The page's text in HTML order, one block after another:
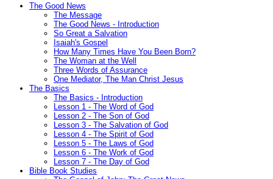
The Good News
The Message
The Good News - Introduction
So Great a Salvation
Isaiah's Gospel
How Many Times Have You Been Born?
The Woman at the Well
Three Words of Assurance
One Mediator, The Man Christ Jesus
The Basics
The Basics - Introduction
Lesson 1 - The Word of God
Lesson 2 - The Son of God
Lesson 3 - The Salvation of God
Lesson 4 - The Spirit of God
Lesson 5 - The Laws of God
Lesson 6 - The Work of God
Lesson 7 - The Day of God
Bible Book Studies